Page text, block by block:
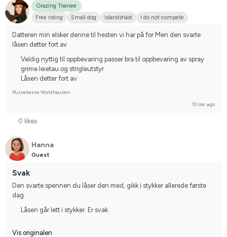
Grazing Trainee
Free riding
Small dog Islandshäst I do not compete
Datteren min elsker denne til hesten vi har på for Men den svarte
låsen detter fort av
Veldig nyttig til oppbevaring passer bra til oppbevaring av spray
grime leietau og strigleutstyr
Låsen detter fort av
Pussekasse Waldhausen
10 mo. ago
0 likes
Hanna
Guest
Svak
Den svarte spennen du låser den med, gikk i stykker allerede første
dag.
Låsen går lett i stykker. Er svak.
Vis originalen